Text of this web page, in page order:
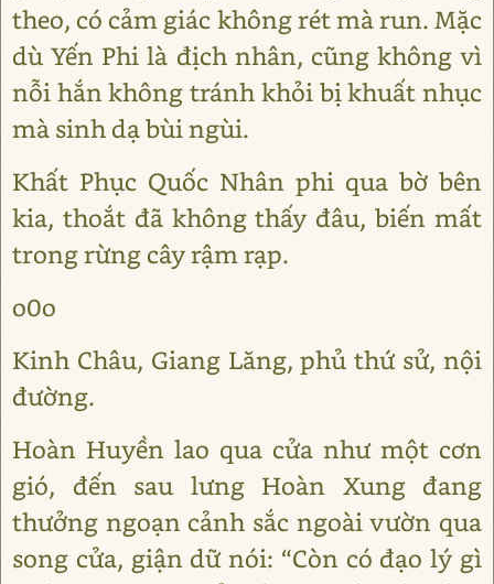
theo, có cảm giác không rét mà run. Mặc
dù Yến Phi là địch nhân, cũng không vì
nỗi hắn không tránh khỏi bị khuất nhục
mà sinh dạ bùi ngùi.
Khất Phục Quốc Nhân phi qua bờ bên
kia, thoắt đã không thấy đâu, biến mất
trong rừng cây rậm rạp.
o0o
Kinh Châu, Giang Lăng, phủ thứ sử, nội
đường.
Hoàn Huyền lao qua cửa như một cơn
gió, đến sau lưng Hoàn Xung đang
thưởng ngoạn cảnh sắc ngoài vườn qua
song cửa, giận dữ nói: “Còn có đạo lý gì